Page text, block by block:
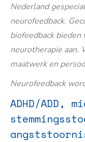
Nederland
neurofeedback.
biofeedback bieden
neurotherapie aan.
maatwerk en
Neurofeedback
ADHD/ADD,